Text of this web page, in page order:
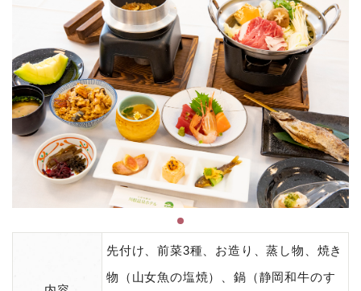
先付け、前菜3種、お造り、蒸し物、焼き
物（山女魚の塩焼）、鍋（静岡和牛のす